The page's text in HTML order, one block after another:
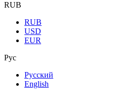
RUB
RUB
USD
EUR
Рус
Русский
English